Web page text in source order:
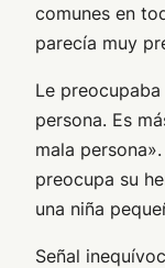
comunes en
parecía muy
Le
persona. Es
mala
preocupa su
una niña
Señal